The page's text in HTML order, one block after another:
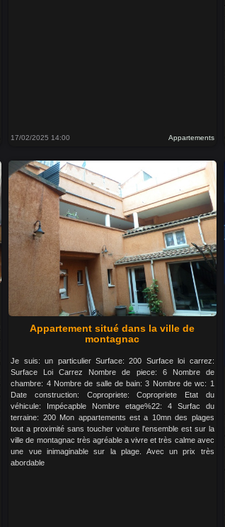
17/02/2025 14:00 Appartements
Appartement situé dans la ville de
montagnac
Je suis: un particulier Surface: 200 Surface loi carrez:
Surface Loi Carrez Nombre de piece: 6 Nombre de
chambre: 4 Nombre de salle de bain: 3 Nombre de wc: 1
Date construction: Copropriete: Copropriete Etat du
véhicule: Impécapble Nombre etage%22: 4 Surfac du
terraine: 200 Mon appartements est a 10mn des plages
tout a proximité sans toucher voiture l'ensemble est sur la
ville de montagnac très agréable a vivre et très calme avec
une vue inimaginable sur la plage. Avec un prix très
abordable